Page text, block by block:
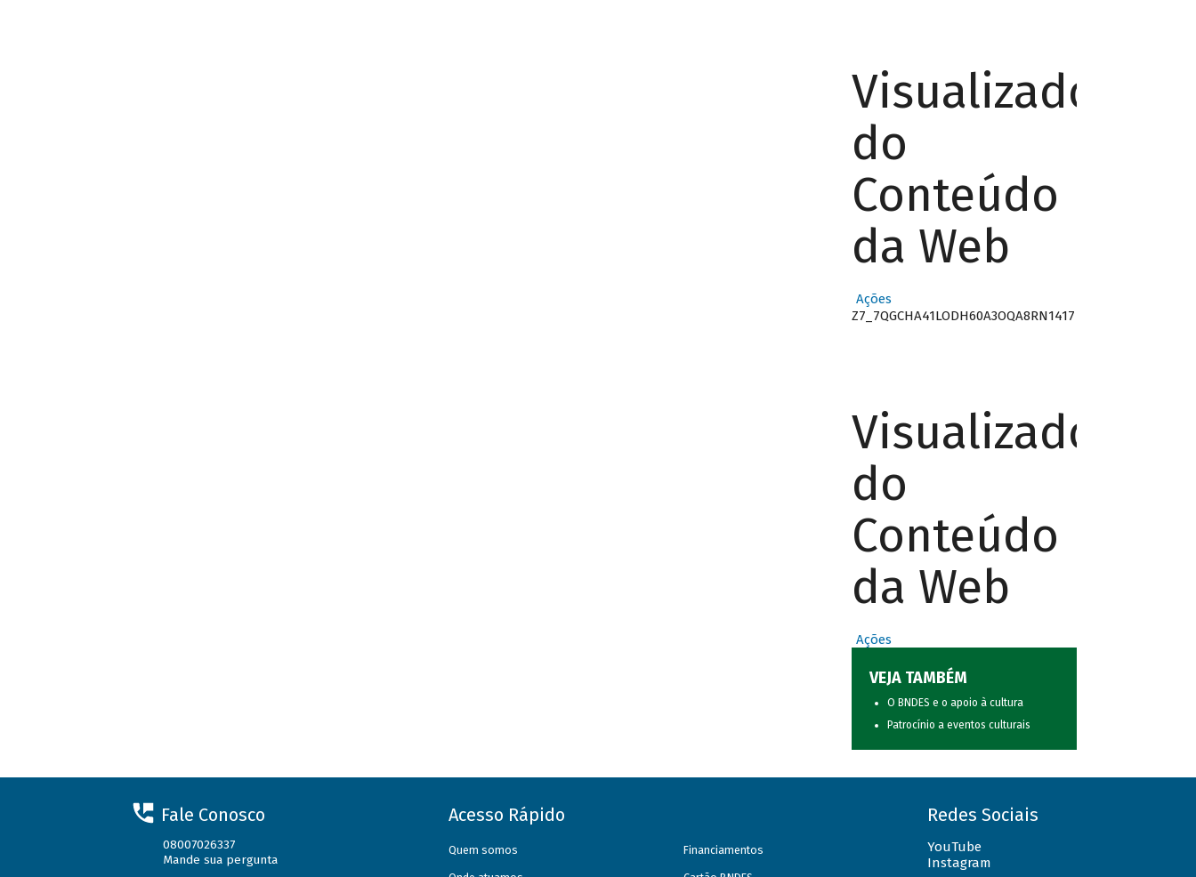
Visualizador
do
Conteúdo
da Web
Ações
Z7_7QGCHA41LODH60A3OQA8RN1417
Visualizador
do
Conteúdo
da Web
Ações
VEJA TAMBÉM
O BNDES e o apoio à cultura
Patrocínio a eventos culturais
Fale Conosco
08007026337
Mande sua pergunta
Acesso Rápido
Quem somos Financiamentos
Redes Sociais
YouTube
Instagram